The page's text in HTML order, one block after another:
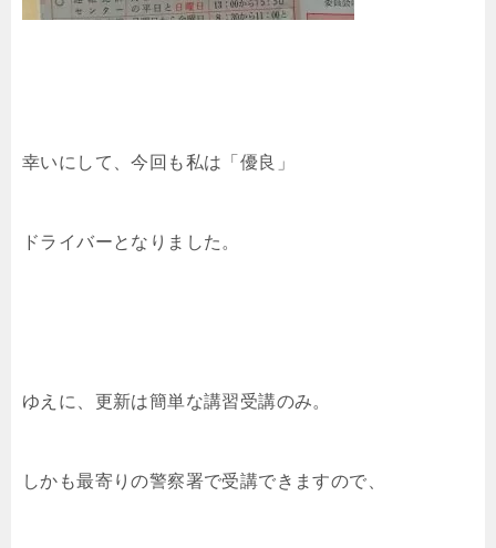
幸いにして、今回も私は「優良」
ドライバーとなりました。
ゆえに、更新は簡単な講習受講のみ。
しかも最寄りの警察署で受講できますので、